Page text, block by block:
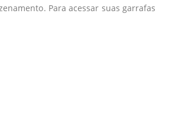
Para acessar suas garrafas